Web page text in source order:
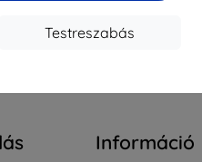
Testreszabás
Információ